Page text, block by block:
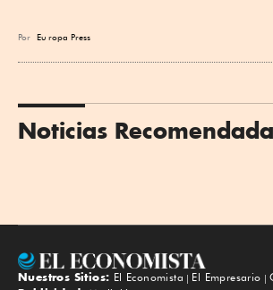
Por Eu ropa Press
Noticias
Nuestros Sitios: El Economista El Empresario